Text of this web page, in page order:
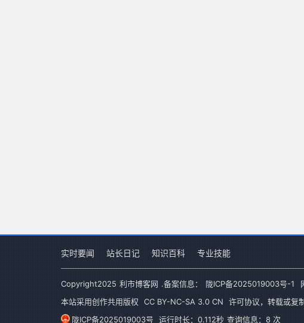
实时要闻 站长日记 知识百科 专业技能
Copyright2025 利市博客网 .备案信息： 陇ICP备2025019003号-1
本站采用创作共用版权 CC BY-NC-SA 3.0 CN 许可协议，转载或复
陇ICP备2025019003号 运行时长：0.112秒 查询信息：8 次